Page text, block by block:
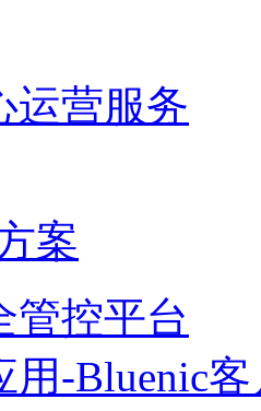
运营服务
案
管控平台
用-Bluenic